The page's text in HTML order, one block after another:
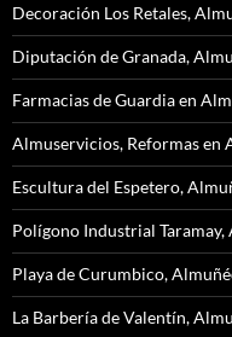
Decoración Los Retales,
Diputación de Granada,
Farmacias de Guardia en
Almuservicios, Reformas en
Escultura del Espetero,
Polígono Industrial Taramay,
Playa de Curumbico,
La Barbería de Valentín,